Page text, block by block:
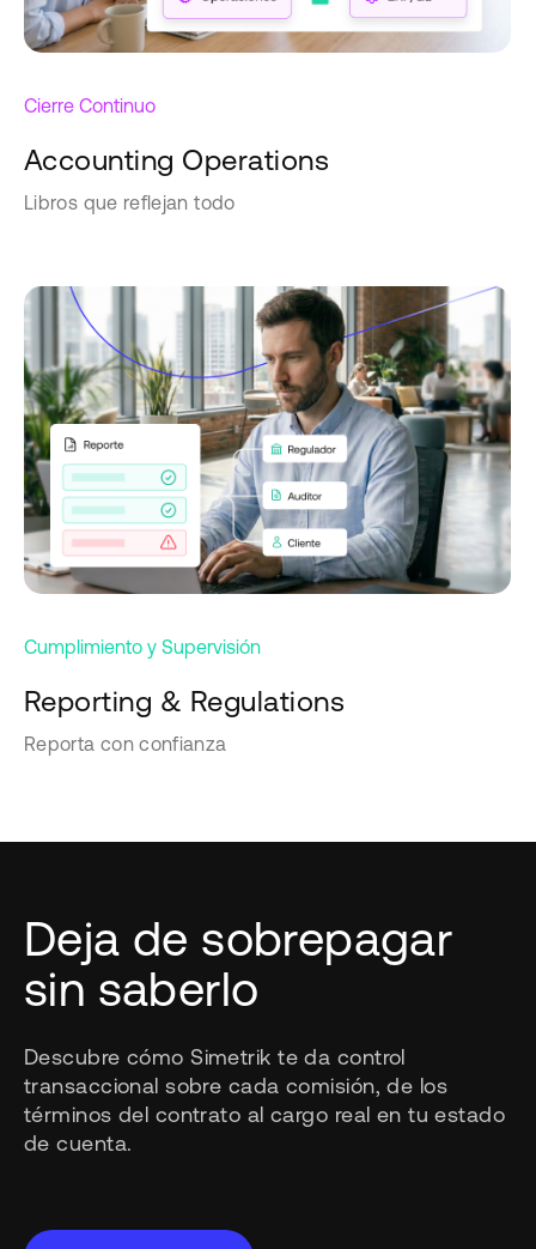
Cierre Continuo
Accounting Operations
Libros que reflejan todo
Cumplimiento y Supervisión
Reporting & Regulations
Reporta con confianza
Deja de sobrepagar
sin saberlo
Descubre cómo Simetrik te da control
transaccional sobre cada comisión, de los
términos del contrato al cargo real en tu estado
de cuenta.